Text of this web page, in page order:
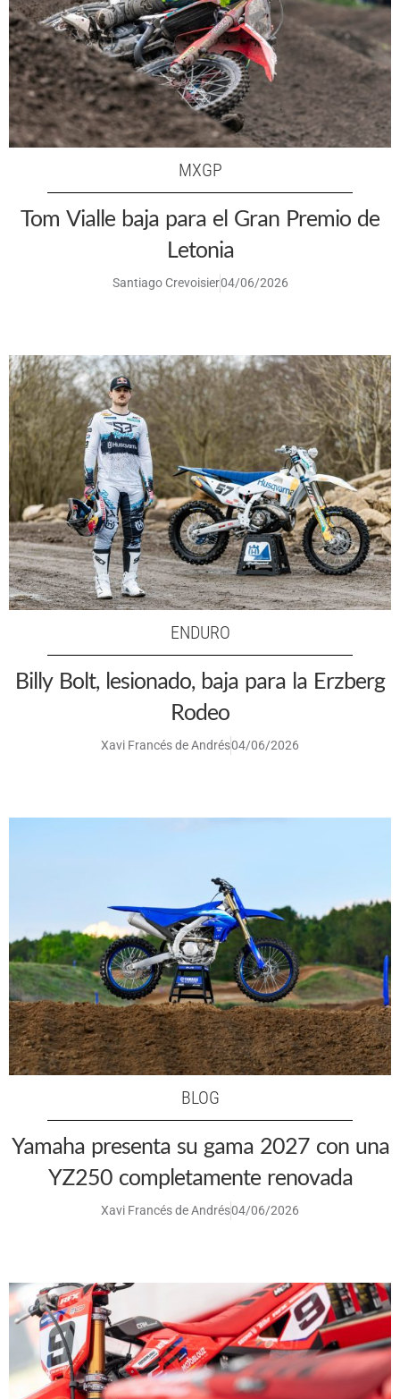
MXGP
Tom Vialle baja para el Gran Premio de
Letonia
Santiago Crevoisier04/06/2026
ENDURO
Billy Bolt, lesionado, baja para la Erzberg
Rodeo
Xavi Francés de Andrés04/06/2026
BLOG
Yamaha presenta su gama 2027 con una
YZ250 completamente renovada
Xavi Francés de Andrés04/06/2026